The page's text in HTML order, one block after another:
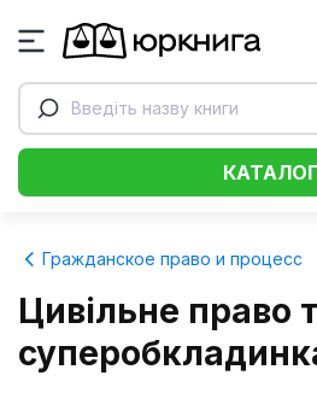
Введіть назву книги
КАТАЛОГ
Гражданское право и процесс
Цивільне право